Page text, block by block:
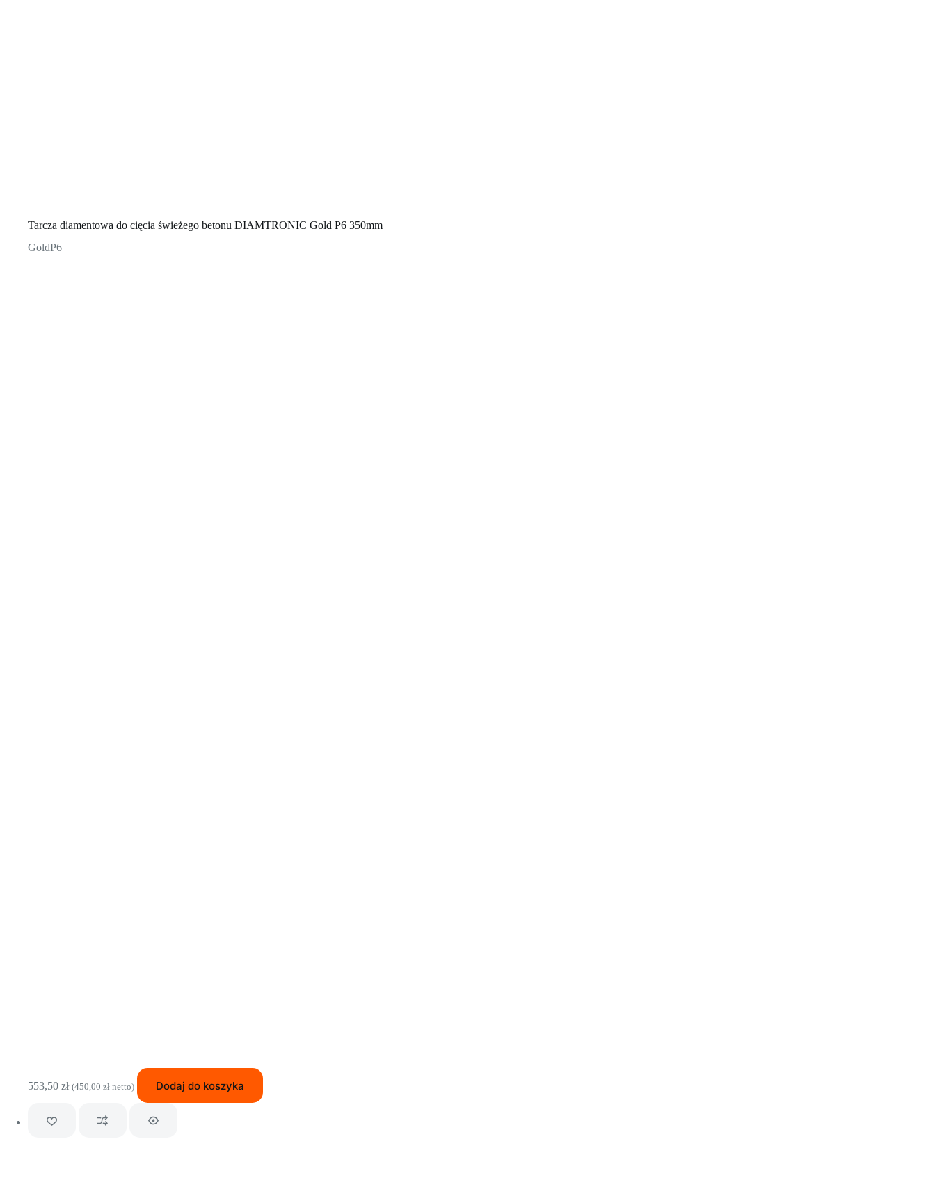
Tarcza diamentowa do cięcia świeżego betonu DIAMTRONIC Gold P6 350mm
GoldP6
553,50 zł (450,00 zł netto) Dodaj do koszyka